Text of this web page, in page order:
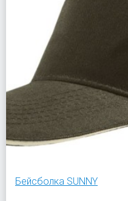
Бейсболка SUNNY